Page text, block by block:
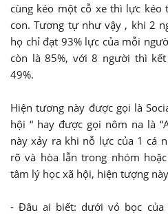
cùng kéo một cỗ xe thì lực kéo
con. Tương tự như vậy , khi 2
họ chỉ đạt 93% lực của mỗi
còn là 85%, với 8 người thì
49%.
Hiện tương này được gọi là
hội “ hay được gọi nôm na là
này xảy ra khi nỗ lực của 1 cá
rõ và hòa lẫn trong nhóm
tâm lý học xã hội, hiện tượng
- Đâu ai biết: dưới vỏ bọc